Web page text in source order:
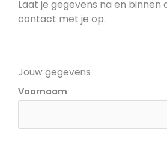
Laat je gegevens na en binnen
contact met je op.
Jouw gegevens
Voornaam